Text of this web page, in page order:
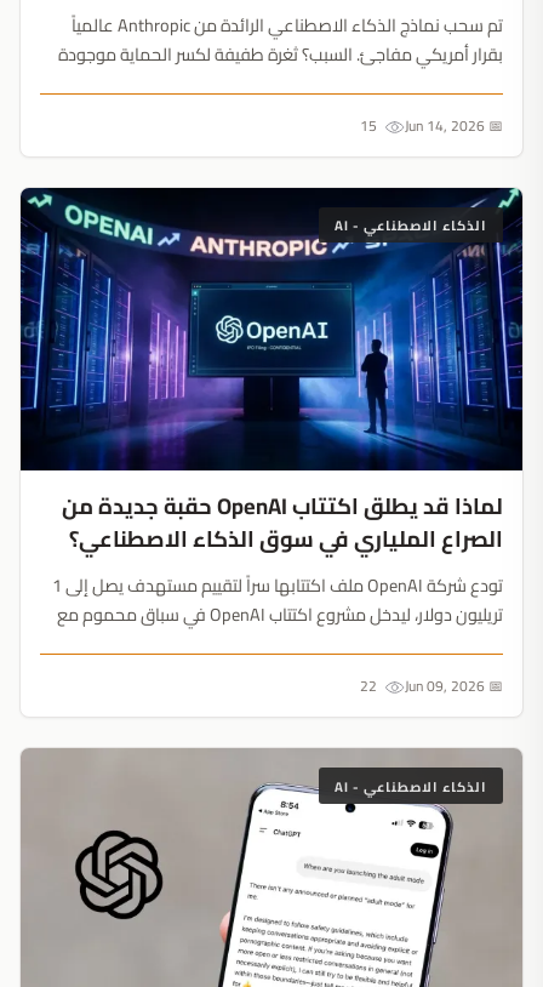
تم سحب نماذج الذكاء الاصطناعي الرائدة من Anthropic عالمياً
بقرار أمريكي مفاجئ. السبب؟ ثغرة طفيفة لكسر الحماية موجودة
📅 Jun 14, 2026
الذكاء الاصطناعي - AI
لماذا قد يطلق اكتتاب OpenAI حقبة جديدة من
الصراع الملياري في سوق الذكاء الاصطناعي؟
تودع شركة OpenAI ملف اكتتابها سراً لتقييم مستهدف يصل إلى 1
تريليون دولار، ليدخل مشروع اكتتاب OpenAI في سباق محموم مع
📅 Jun 09, 2026
الذكاء الاصطناعي - AI